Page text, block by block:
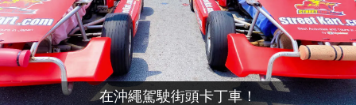
東京 品川 #1 東京 秋葉原 #1
東京 秋葉原 #2 東京 澀谷
東京 澀谷分店 東京灣
東京 淺草 大阪
在沖繩駕駛街頭卡丁車！